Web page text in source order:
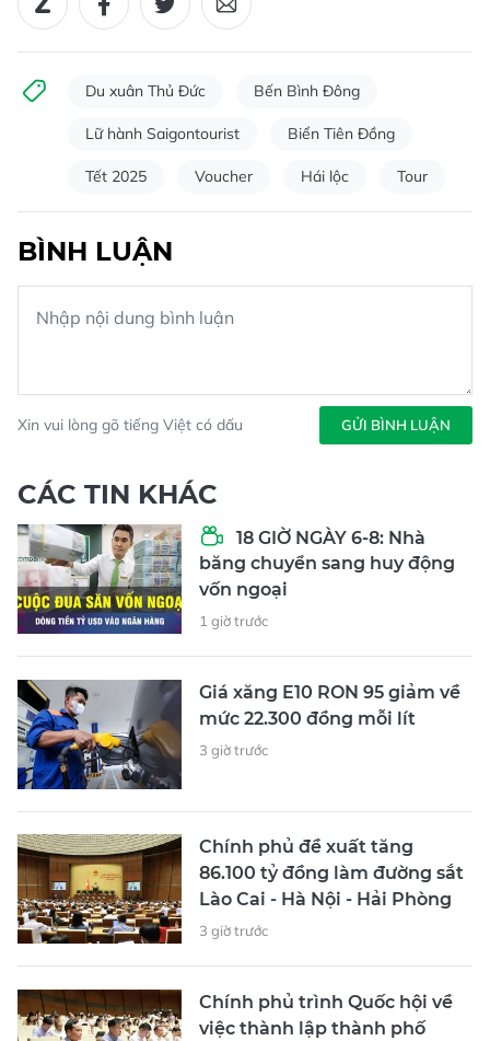
Du xuân Thủ Đức Bến Bình Đông
Lữ hành Saigontourist Biển Tiên Đồng
Tết 2025 Voucher Hái lộc Tour
BÌNH LUẬN
Xin vui lòng gõ tiếng Việt có dấu GỬI BÌNH LUẬN
CÁC TIN KHÁC
18 GIỜ NGÀY 6-8: Nhà
băng chuyển sang huy động
vốn ngoại
1 giờ trước
Giá xăng E10 RON 95 giảm về
mức 22.300 đồng mỗi lít
3 giờ trước
Chính phủ đề xuất tăng
86.100 tỷ đồng làm đường sắt
Lào Cai - Hà Nội - Hải Phòng
3 giờ trước
Chính phủ trình Quốc hội về
việc thành lập thành phố